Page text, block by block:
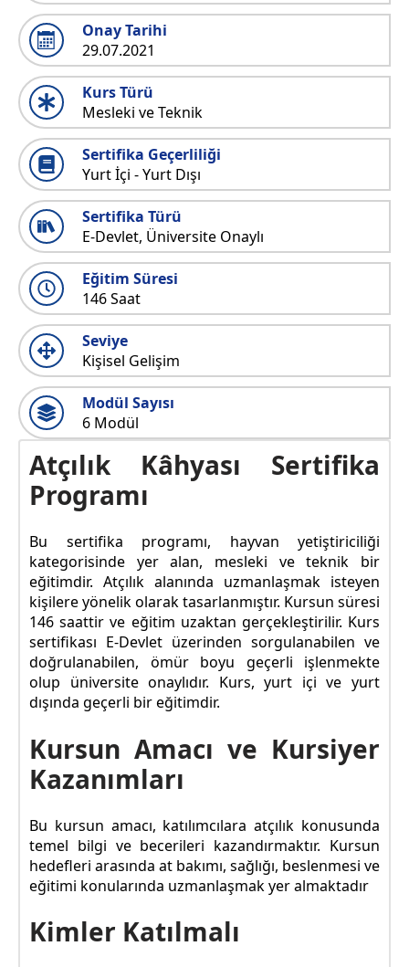
Onay Tarihi
29.07.2021
Kurs Türü
Mesleki ve Teknik
Sertifika Geçerliliği
Yurt İçi - Yurt Dışı
Sertifika Türü
E-Devlet, Üniversite Onaylı
Eğitim Süresi
146 Saat
Seviye
Kişisel Gelişim
Modül Sayısı
6 Modül
Atçılık Kâhyası Sertifika
Programı
Bu sertifika programı, hayvan yetiştiriciliği
kategorisinde yer alan, mesleki ve teknik bir
eğitimdir. Atçılık alanında uzmanlaşmak isteyen
kişilere yönelik olarak tasarlanmıştır. Kursun süresi
146 saattir ve eğitim uzaktan gerçekleştirilir. Kurs
sertifikası E-Devlet üzerinden sorgulanabilen ve
doğrulanabilen, ömür boyu geçerli işlenmekte
olup üniversite onaylıdır. Kurs, yurt içi ve yurt
dışında geçerli bir eğitimdir.
Kursun Amacı ve Kursiyer
Kazanımları
Bu kursun amacı, katılımcılara atçılık konusunda
temel bilgi ve becerileri kazandırmaktır. Kursun
hedefleri arasında at bakımı, sağlığı, beslenmesi ve
eğitimi konularında uzmanlaşmak yer almaktadır
Kimler Katılmalı